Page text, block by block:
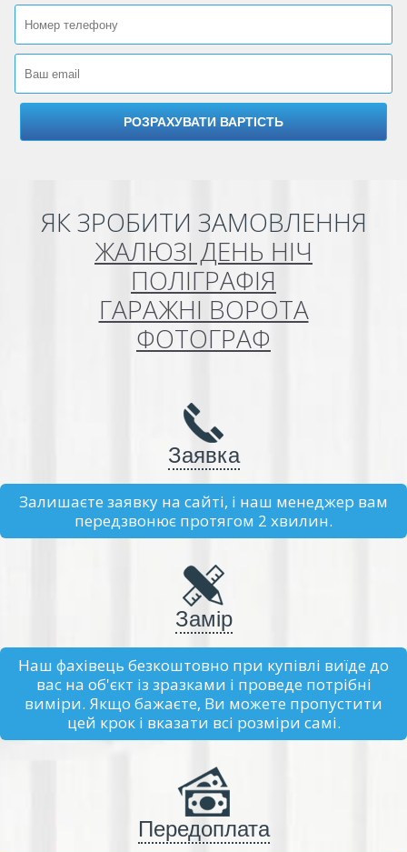
ЯК ЗРОБИТИ ЗАМОВЛЕННЯ
ЖАЛЮЗІ ДЕНЬ НІЧ
ПОЛІГРАФІЯ
ГАРАЖНІ ВОРОТА
ФОТОГРАФ
Заявка
Залишаєте заявку на сайті, і наш менеджер вам
передзвонює протягом 2 хвилин.
Замір
Наш фахівець безкоштовно при купівлі виїде до
вас на об'єкт із зразками і проведе потрібні
виміри. Якщо бажаєте, Ви можете пропустити
цей крок і вказати всі розміри самі.
Передоплата